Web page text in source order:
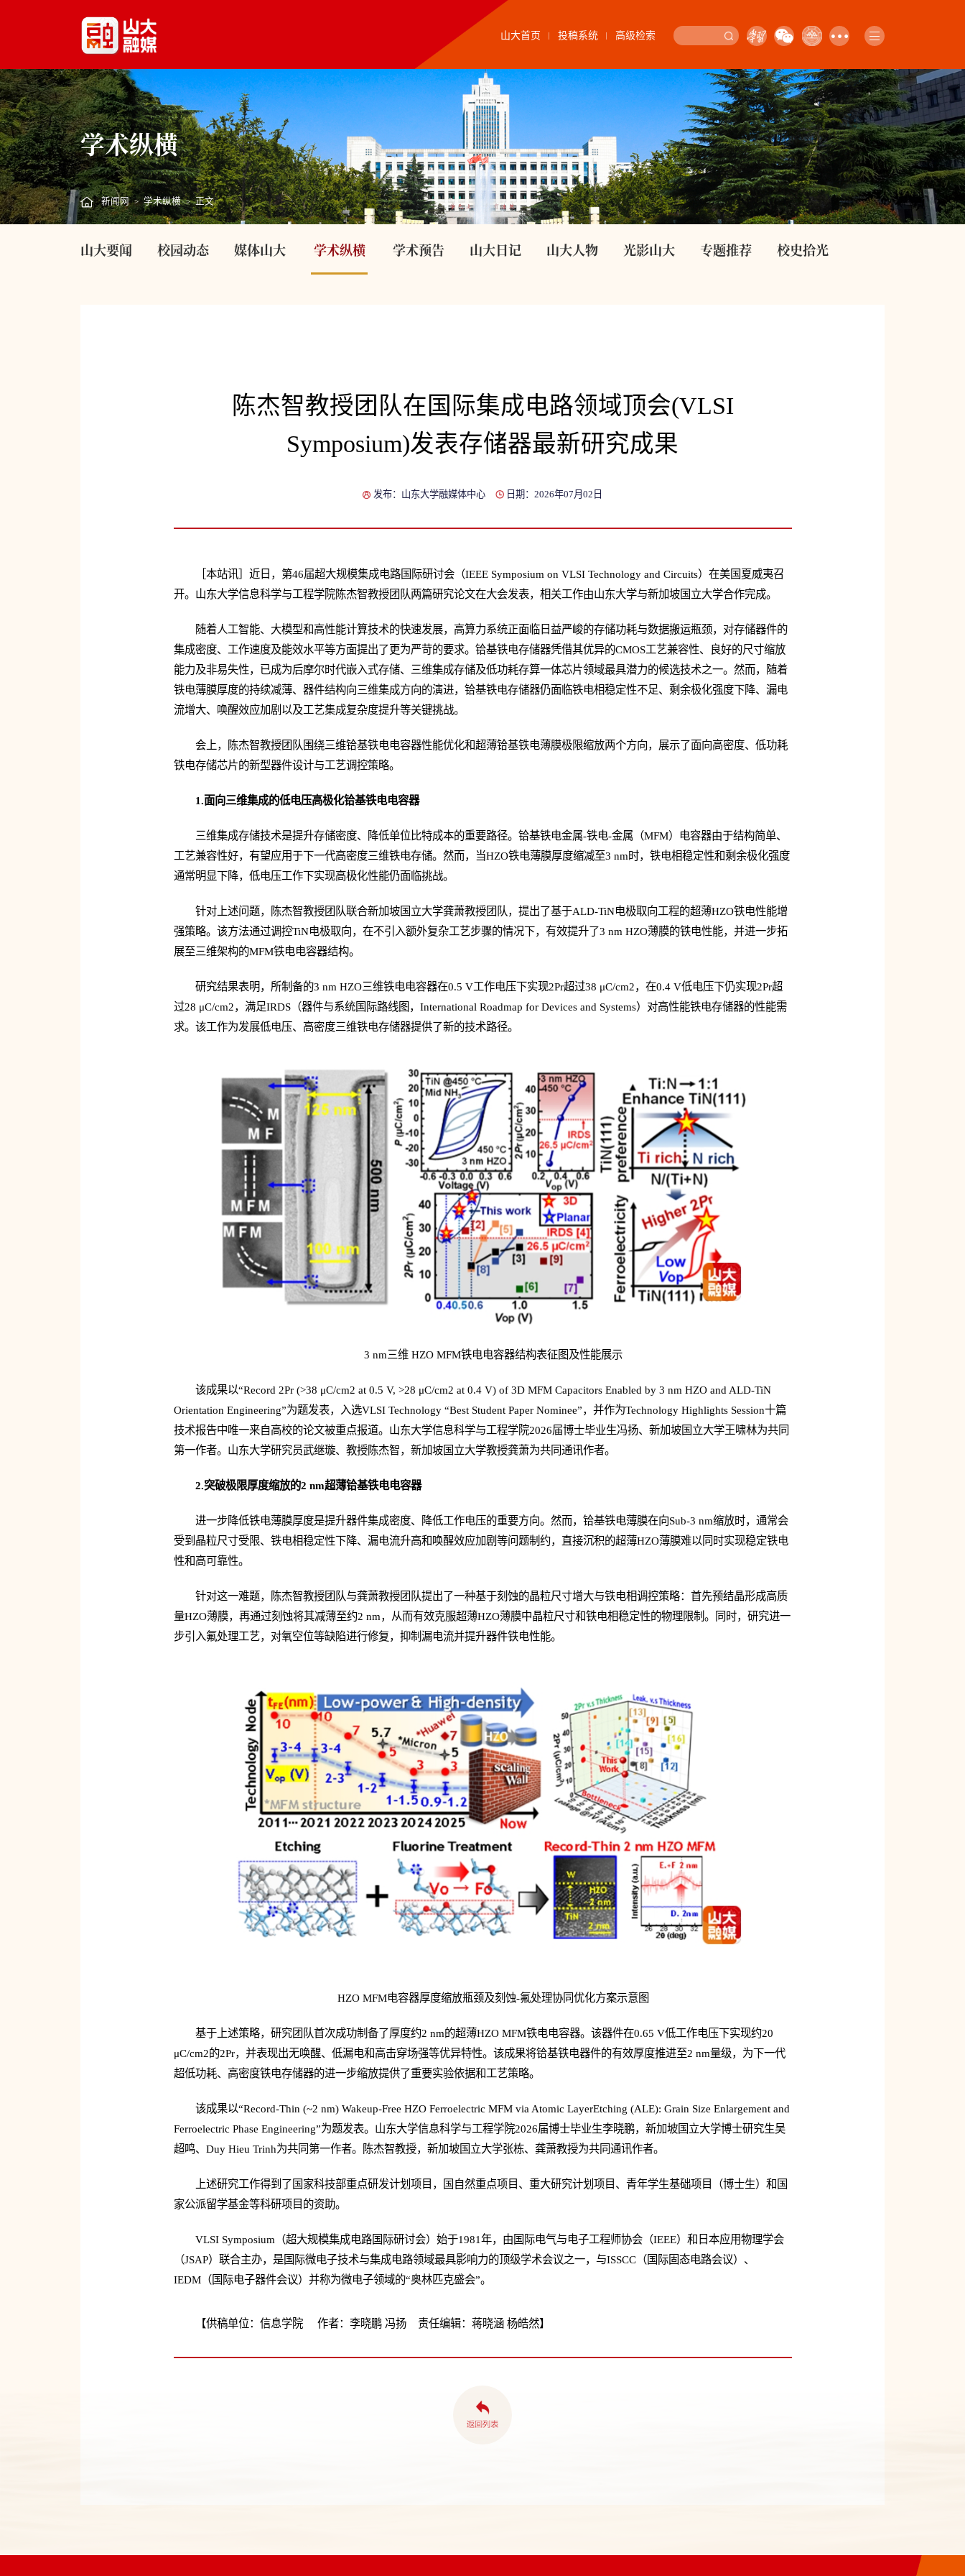
山大首页 投稿系统 高级检索
学术纵横
新闻网 > 学术纵横 > 正文
山大要闻 校园动态 媒体山大 学术纵横 学术预告 山大日记 山大人物 光影山大 专题推荐 校史拾光
陈杰智教授团队在国际集成电路领域顶会(VLSI
Symposium)发表存储器最新研究成果
发布：山东大学融媒体中心 日期：2026年07月02日
［本站讯］近日，第46届超大规模集成电路国际研讨会（IEEE Symposium on VLSI Technology and Circuits）在美国夏威夷召
开。山东大学信息科学与工程学院陈杰智教授团队两篇研究论文在大会发表，相关工作由山东大学与新加坡国立大学合作完成。
随着人工智能、大模型和高性能计算技术的快速发展，高算力系统正面临日益严峻的存储功耗与数据搬运瓶颈，对存储器件的
集成密度、工作速度及能效水平等方面提出了更为严苛的要求。铪基铁电存储器凭借其优异的CMOS工艺兼容性、良好的尺寸缩放
能力及非易失性，已成为后摩尔时代嵌入式存储、三维集成存储及低功耗存算一体芯片领域最具潜力的候选技术之一。然而，随着
铁电薄膜厚度的持续减薄、器件结构向三维集成方向的演进，铪基铁电存储器仍面临铁电相稳定性不足、剩余极化强度下降、漏电
流增大、唤醒效应加剧以及工艺集成复杂度提升等关键挑战。
会上，陈杰智教授团队围绕三维铪基铁电电容器性能优化和超薄铪基铁电薄膜极限缩放两个方向，展示了面向高密度、低功耗
铁电存储芯片的新型器件设计与工艺调控策略。
1.面向三维集成的低电压高极化铪基铁电电容器
三维集成存储技术是提升存储密度、降低单位比特成本的重要路径。铪基铁电金属-铁电-金属（MFM）电容器由于结构简单、
工艺兼容性好，有望应用于下一代高密度三维铁电存储。然而，当HZO铁电薄膜厚度缩减至3 nm时，铁电相稳定性和剩余极化强度
通常明显下降，低电压工作下实现高极化性能仍面临挑战。
针对上述问题，陈杰智教授团队联合新加坡国立大学龚萧教授团队，提出了基于ALD-TiN电极取向工程的超薄HZO铁电性能增
强策略。该方法通过调控TiN电极取向，在不引入额外复杂工艺步骤的情况下，有效提升了3 nm HZO薄膜的铁电性能，并进一步拓
展至三维架构的MFM铁电电容器结构。
研究结果表明，所制备的3 nm HZO三维铁电电容器在0.5 V工作电压下实现2Pr超过38 μC/cm2，在0.4 V低电压下仍实现2Pr超
过28 μC/cm2，满足IRDS（器件与系统国际路线图，International Roadmap for Devices and Systems）对高性能铁电存储器的性能需
求。该工作为发展低电压、高密度三维铁电存储器提供了新的技术路径。
3 nm三维 HZO MFM铁电电容器结构表征图及性能展示
该成果以“Record 2Pr (>38 μC/cm2 at 0.5 V, >28 μC/cm2 at 0.4 V) of 3D MFM Capacitors Enabled by 3 nm HZO and ALD-TiN
Orientation Engineering”为题发表，入选VLSI Technology “Best Student Paper Nominee”，并作为Technology Highlights Session十篇
技术报告中唯一来自高校的论文被重点报道。山东大学信息科学与工程学院2026届博士毕业生冯扬、新加坡国立大学王啸林为共同
第一作者。山东大学研究员武继璇、 教授陈杰智，新加坡国立大学教授龚萧为共同通讯作者。
2.突破极限厚度缩放的2 nm超薄铪基铁电电容器
进一步降低铁电薄膜厚度是提升器件集成密度、降低工作电压的重要方向。然而，铪基铁电薄膜在向Sub-3 nm缩放时，通常会
受到晶粒尺寸受限、铁电相稳定性下降、漏电流升高和唤醒效应加剧等问题制约，直接沉积的超薄HZO薄膜难以同时实现稳定铁电
性和高可靠性。
针对这一难题，陈杰智教授团队与龚萧教授团队提出了一种基于刻蚀的晶粒尺寸增大与铁电相调控策略：首先预结晶形成高质
量HZO薄膜，再通过刻蚀将其减薄至约2 nm，从而有效克服超薄HZO薄膜中晶粒尺寸和铁电相稳定性的物理限制。同时，研究进一
步引入氟处理工艺，对氧空位等缺陷进行修复，抑制漏电流并提升器件铁电性能。
HZO MFM电容器厚度缩放瓶颈及刻蚀-氟处理协同优化方案示意图
基于上述策略，研究团队首次成功制备了厚度约2 nm的超薄HZO MFM铁电电容器。该器件在0.65 V低工作电压下实现约20
μC/cm2的2Pr，并表现出无唤醒、低漏电和高击穿场强等优异特性。该成果将铪基铁电器件的有效厚度推进至2 nm量级，为下一代
超低功耗、高密度铁电存储器的进一步缩放提供了重要实验依据和工艺策略。
该成果以“Record-Thin (~2 nm) Wakeup-Free HZO Ferroelectric MFM via Atomic LayerEtching (ALE): Grain Size Enlargement and
Ferroelectric Phase Engineering”为题发表。山东大学信息科学与工程学院2026届博士毕业生李晓鹏，新加坡国立大学博士研究生吴
超鸣、Duy Hieu Trinh为共同第一作者。陈杰智教授，新加坡国立大学张栋、龚萧教授为共同通讯作者。
上述研究工作得到了国家科技部重点研发计划项目，国自然重点项目、重大研究计划项目、青年学生基础项目（博士生）和国
家公派留学基金等科研项目的资助。
VLSI Symposium（超大规模集成电路国际研讨会）始于1981年，由国际电气与电子工程师协会（IEEE）和日本应用物理学会
（JSAP）联合主办，是国际微电子技术与集成电路领域最具影响力的顶级学术会议之一，与ISSCC（国际固态电路会议）、
IEDM（国际电子器件会议）并称为微电子领域的“奥林匹克盛会”。
【供稿单位：信息学院 作者：李晓鹏 冯扬 责任编辑：蒋晓涵 杨皓然】